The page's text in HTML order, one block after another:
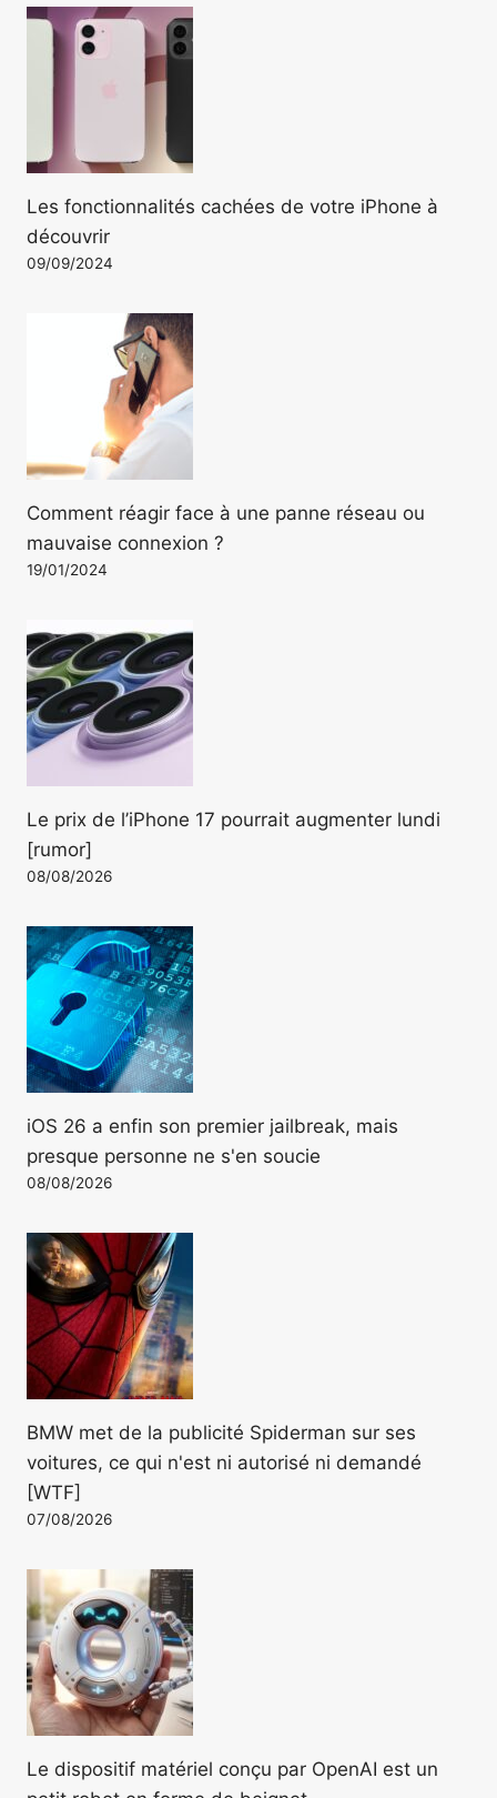
Les fonctionnalités cachées de votre iPhone à
découvrir
09/09/2024
Comment réagir face à une panne réseau ou
mauvaise connexion ?
19/01/2024
Le prix de l’iPhone 17 pourrait augmenter lundi
[rumor]
08/08/2026
iOS 26 a enfin son premier jailbreak, mais
presque personne ne s'en soucie
08/08/2026
BMW met de la publicité Spiderman sur ses
voitures, ce qui n'est ni autorisé ni demandé
[WTF]
07/08/2026
Le dispositif matériel conçu par OpenAI est un